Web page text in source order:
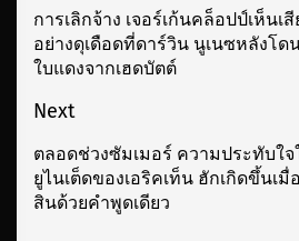
นำทาง
เรื่อง
Previous
post:
การเลิกจ้าง เจอร์เก้นคล็อปป์เห็นเ
อย่างดุเดือดที่ดาร์วิน นูเนซหลังโด
ใบแดงจากเฮดบัตต์
Next
Next
post:
ตลอดช่วงซัมเมอร์ ความประทับใ
ยูไนเต็ดของเอริคเท็น ฮักเกิดขึ้นเ
สินด้วยคําพูดเดียว